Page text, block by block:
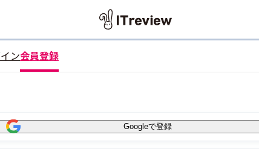
ン会員登録
Googleで登録